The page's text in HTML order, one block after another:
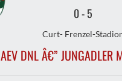
0-5
Curt- Frenzel-
AEV DNL Â€” JUNGADLER